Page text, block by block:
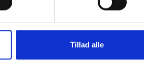
Tillad alle
der lever op til dine forventninger. Vi
på nye reservedele. Vores garanti er din